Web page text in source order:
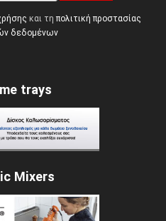
και τη πολιτική προστασίας
δεδομένων
trays
Mixers